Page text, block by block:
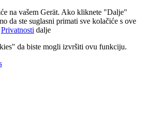
na vašem Gerät. Ako kliknete "Dalje"
da ste suglasni primati sve kolačiće s ove
Privatnosti dalje
da biste mogli izvršiti ovu funkciju.